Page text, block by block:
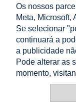
Os nossos
Meta, Microsoft,
Se selecionar
continuará a
a publicidade
Pode alterar as
momento,